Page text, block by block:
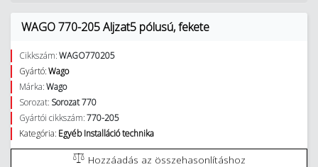
WAGO 770-205 Aljzat5 pólusú, fekete
Cikkszám:WAGO770205
Gyártó:Wago
Márka:Wago
Sorozat: Sorozat 770
Gyártói cikkszám:770-205
Kategória: Egyéb Installáció technika
Hozzáadás az összehasonlításhoz